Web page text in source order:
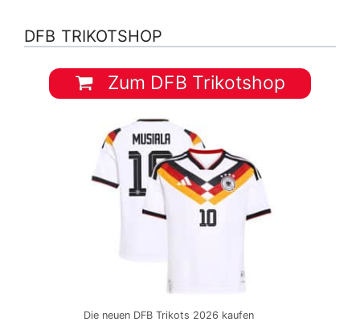
DFB TRIKOTSHOP
Zum DFB Trikotshop
Die neuen DFB Trikots 2026 kaufen